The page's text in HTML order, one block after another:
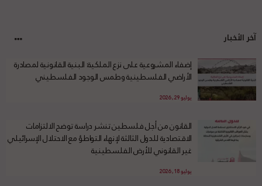
آخر الأخبار
إضفاء المشروعية على نزع الملكية: البنية القانونية لمصادرة
الأراضي الفلسطينية وطمس الوجود الفلسطيني
يوليو 29, 2026
القانون من أجل فلسطين تنشر دراسة توضح الالتزامات
الاقتصادية للدول الثالثة لإنهاء التواطؤ مع الاحتلال الإسرائيلي
غير القانوني للأرض الفلسطينية
يوليو 18, 2026